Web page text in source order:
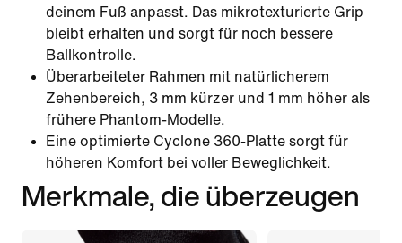
deinem Fuß anpasst. Das mikrotexturierte Grip
bleibt erhalten und sorgt für noch bessere
Ballkontrolle.
Überarbeiteter Rahmen mit natürlicherem
Zehenbereich, 3 mm kürzer und 1 mm höher als
frühere Phantom-Modelle.
Eine optimierte Cyclone 360-Platte sorgt für
höheren Komfort bei voller Beweglichkeit.
Merkmale, die überzeugen